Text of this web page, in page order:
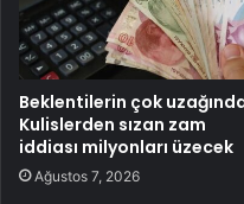
Beklentilerin çok
Kulislerden sızan zam
iddiası milyonları üzecek
Ağustos 7, 2026